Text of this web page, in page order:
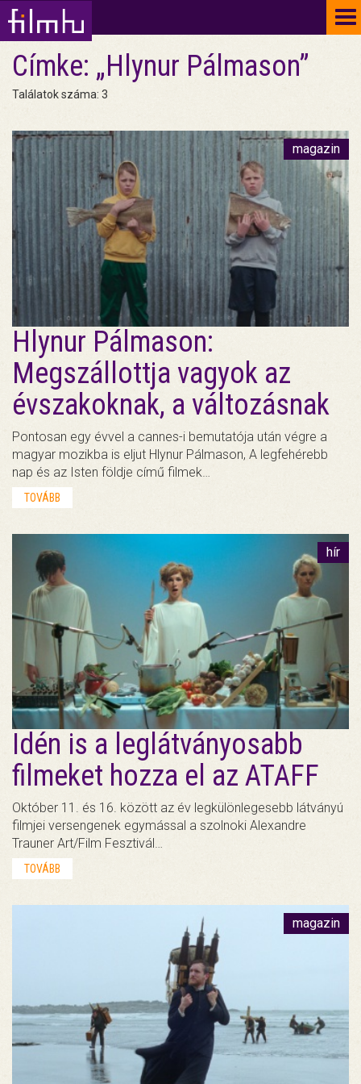
Címke: „Hlynur Pálmason”
Találatok száma: 3
magazin
Hlynur Pálmason:
Megszállottja vagyok az
évszakoknak, a változásnak
Pontosan egy évvel a cannes-i bemutatója után végre a
magyar mozikba is eljut Hlynur Pálmason, A legfehérebb
nap és az Isten földje című filmek…
TOVÁBB
hír
Idén is a leglátványosabb
filmeket hozza el az ATAFF
Október 11. és 16. között az év legkülönlegesebb látványú
filmjei versengenek egymással a szolnoki Alexandre
Trauner Art/Film Fesztivál…
TOVÁBB
magazin